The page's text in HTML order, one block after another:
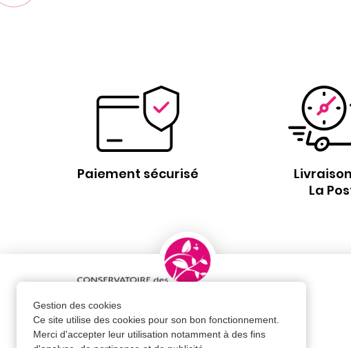
Gestion des cookies
Ce site utilise des cookies pour son bon fonctionnement.
Merci d'accepter leur utilisation notamment à des fins
Paiement sécurisé
La